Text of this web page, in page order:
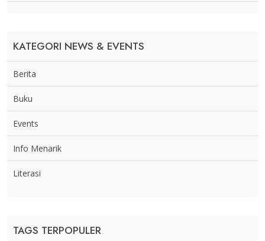
KATEGORI NEWS & EVENTS
Berita
Buku
Events
Info Menarik
Literasi
TAGS TERPOPULER